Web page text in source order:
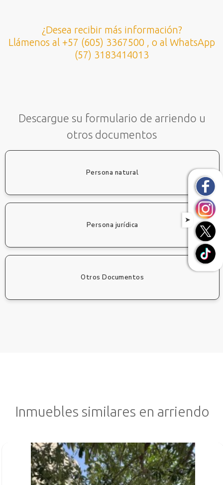
¿Desea recibir más información?
Llámenos al +57 (605) 3367500 , o al WhatsApp
(57) 3183414013
Descargue su formulario de arriendo u
otros documentos
Persona natural
Persona jurídica
Otros Documentos
Inmuebles similares en arriendo
➤